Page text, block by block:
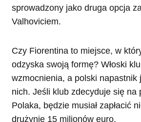
sprowadzony jako druga opcja
Valhoviciem.
Czy Fiorentina to miejsce, w
odzyska swoją formę? Włoski
wzmocnienia, a polski napastnik
nich. Jeśli klub zdecyduje się na
Polaka, będzie musiał zapłacić
drużynie 15 milionów euro.